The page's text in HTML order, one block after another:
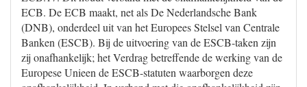
ECB. De ECB maakt, net als De Nederlandsche Bank
(DNB), onderdeel uit van het Europees Stelsel van Centrale
Banken (ESCB). Bij de uitvoering van de ESCB-taken zijn
zij onafhankelijk; het Verdrag betreffende de werking van de
Europese Unieen de ESCB-statuten waarborgen deze